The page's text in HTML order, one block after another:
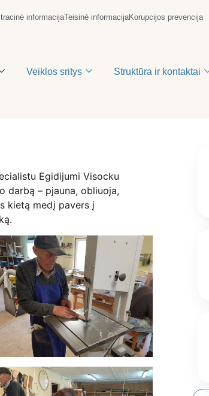
informacijaTeisinė informacijaKorupcijos prevencija
Veiklos sritys Struktūra ir kontaktai
Egidijumi Visocku
darbą – pjauna, obliuoja,
kietą medį pavers į